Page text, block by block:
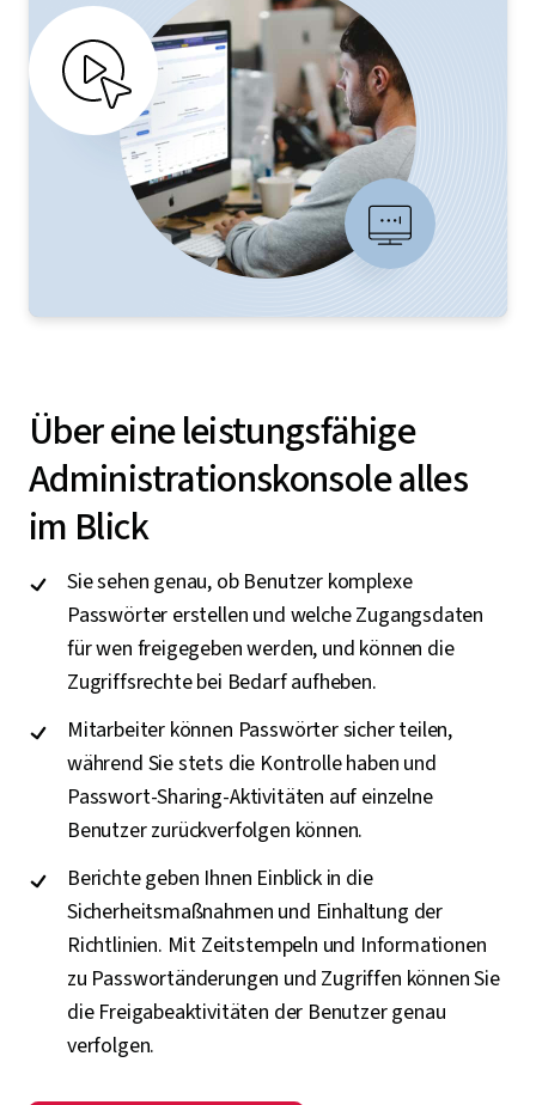
Über eine leistungsfähige
Administrationskonsole alles
im Blick
Sie sehen genau, ob Benutzer komplexe
Passwörter erstellen und welche Zugangsdaten
für wen freigegeben werden, und können die
Zugriffsrechte bei Bedarf aufheben.
Mitarbeiter können Passwörter sicher teilen,
während Sie stets die Kontrolle haben und
Passwort-Sharing-Aktivitäten auf einzelne
Benutzer zurückverfolgen können.
Berichte geben Ihnen Einblick in die
Sicherheitsmaßnahmen und Einhaltung der
Richtlinien. Mit Zeitstempeln und Informationen
zu Passwortänderungen und Zugriffen können Sie
die Freigabeaktivitäten der Benutzer genau
verfolgen.